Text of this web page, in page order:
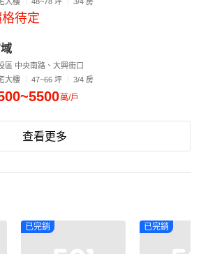
待定
區 中央南路、大興街口
大樓
47~66 坪 3/4 房
萬/戶
查看更多
已完銷 已完銷